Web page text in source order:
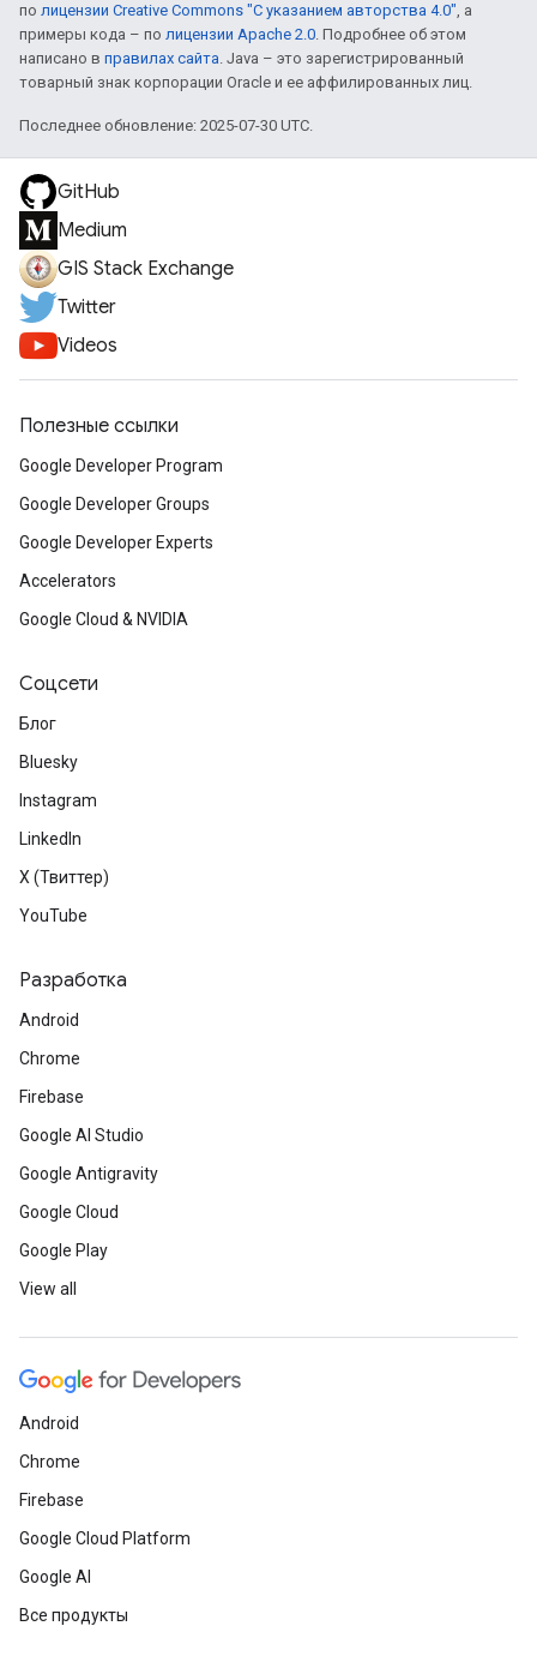
по лицензии Creative Commons "С указанием авторства 4.0", а
примеры кода – по лицензии Apache 2.0. Подробнее об этом
написано в правилах сайта. Java – это зарегистрированный
товарный знак корпорации Oracle и ее аффилированных лиц.
Последнее обновление: 2025-07-30 UTC.
GitHub
Medium
GIS Stack Exchange
Twitter
Videos
Полезные ссылки
Google Developer Program
Google Developer Groups
Google Developer Experts
Accelerators
Google Cloud & NVIDIA
Соцсети
Блог
Bluesky
Instagram
LinkedIn
X (Твиттер)
YouTube
Разработка
Android
Chrome
Firebase
Google AI Studio
Google Antigravity
Google Cloud
Google Play
View all
Android
Chrome
Firebase
Google Cloud Platform
Google AI
Все продукты